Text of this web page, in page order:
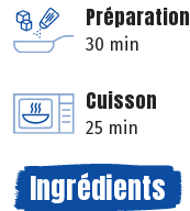
Préparation
30 min
Cuisson
25 min
Ingrédients